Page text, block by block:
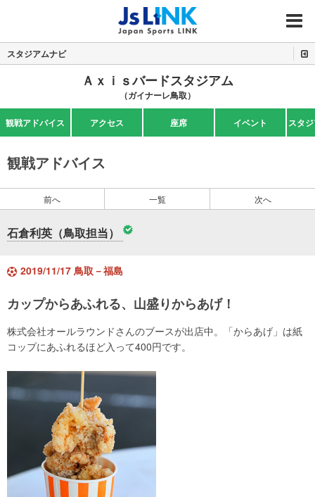
MENU
スタジアムナビ
Ａｘｉｓバードスタジアム
（ガイナーレ鳥取）
観戦アドバイス アクセス 座席 イベント スタ
観戦アドバイス
前へ 一覧 次へ
石倉利英（鳥取担当）
2019/11/17 鳥取－福島
カップからあふれる、山盛りからあげ！
株式会社オールラウンドさんのブースが出店中。「からあげ」は紙
コップにあふれるほど入って400円です。